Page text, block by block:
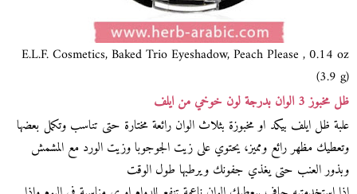
E.L.F. Cosmetics, Baked Trio Eyeshadow, Peach Please , 0.14 oz
(3.9 g)
ظل مخبوز 3 الوان بدرجة لون خوخي من ايلف
علبة ظل ايلف بيكد او مخبوزة بثلاث الوان رائعة مختارة حتى تناسب وتكمل بعضها
وتعطيك مظهر رائع ومميز، يحتوي على زيت الجوجوبا وزيت الورد مع المشمش
وبذور العنب حتى يغذي جفونك ويرطبها طول الوقت